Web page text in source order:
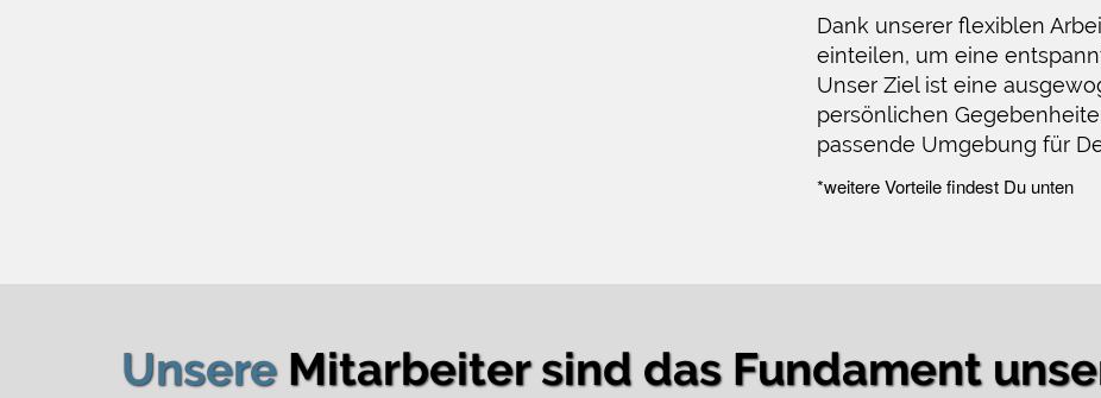
Dank unserer flexiblen
einteilen, um eine
Unser Ziel ist eine
persönlichen
passende Umgebung für
*weitere Vorteile findest Du unten
UnsereMitarbeiter sind das Fundament